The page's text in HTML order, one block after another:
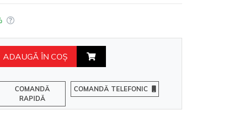
ADAUGĂ ÎN COŞ
COMANDĂ
RAPIDĂ
COMANDĂ TELEFONIC